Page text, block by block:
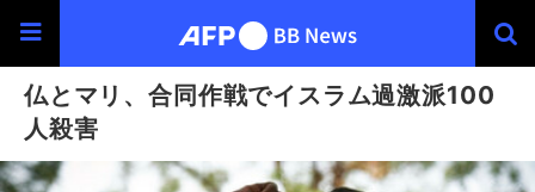
仏とマリ、合同作戦でイスラム過激派100
人殺害